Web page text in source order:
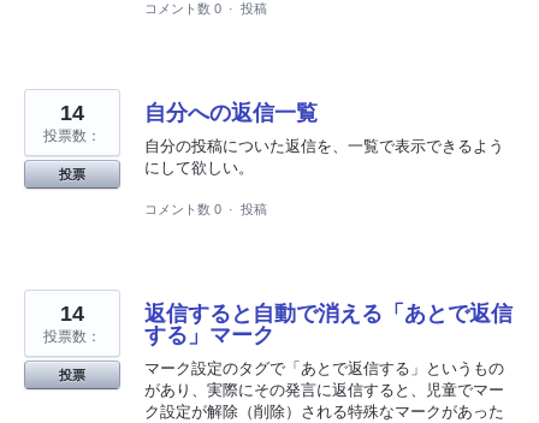
コメント数 0 · 投稿
自分への返信一覧
自分の投稿についた返信を、一覧で表示できるよう
にして欲しい。
14
投票数：
投票
コメント数 0 · 投稿
返信すると自動で消える「あとで返信
する」マーク
マーク設定のタグで「あとで返信する」というもの
があり、実際にその発言に返信すると、児童でマー
ク設定が解除（削除）される特殊なマークがあった
14
投票数：
投票